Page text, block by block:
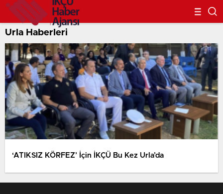
Urla Haberleri
‘ATIKSIZ KÖRFEZ’ İçin İKÇÜ Bu Kez Urla’da